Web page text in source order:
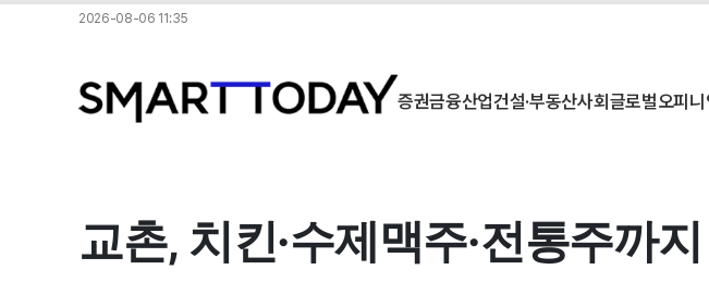
2026-08-06 11:35
증권금융산업건설·부동산사회글로벌오피니
교촌, 치킨·수제맥주·전통주까